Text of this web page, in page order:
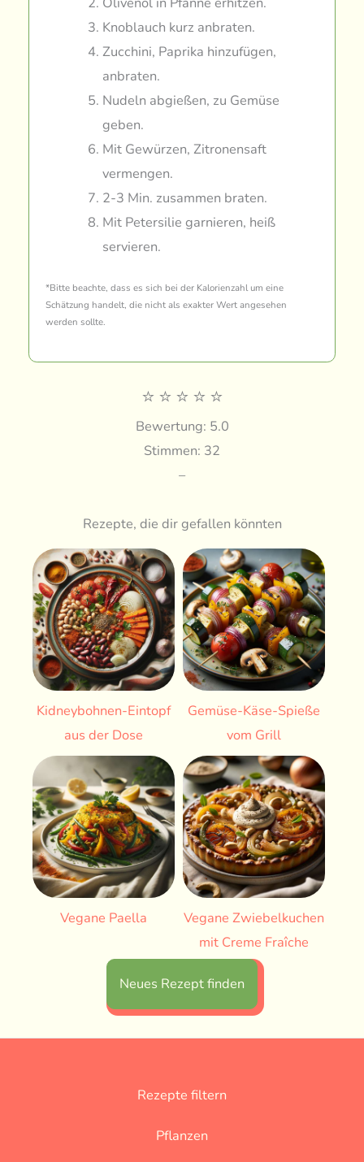
Knoblauch kurz anbraten.
Zucchini, Paprika hinzufügen,
anbraten.
Nudeln abgießen, zu Gemüse
geben.
Mit Gewürzen, Zitronensaft
vermengen.
2-3 Min. zusammen braten.
Mit Petersilie garnieren, heiß
servieren.
*Bitte beachte, dass es sich bei der Kalorienzahl um eine
Schätzung handelt, die nicht als exakter Wert angesehen
werden sollte.
⭐ ⭐ ⭐ ⭐ ⭐
Bewertung: 5.0
Stimmen: 32
–
Rezepte, die dir gefallen könnten
Kidneybohnen-Eintopf
aus der Dose
Gemüse-Käse-Spieße
vom Grill
Vegane Paella
Vegane Zwiebelkuchen
mit Creme Fraîche
Neues Rezept finden
Rezepte filtern
Pflanzen